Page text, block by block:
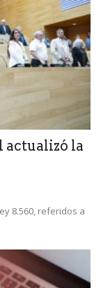
actualizó la
8.560, referidos a